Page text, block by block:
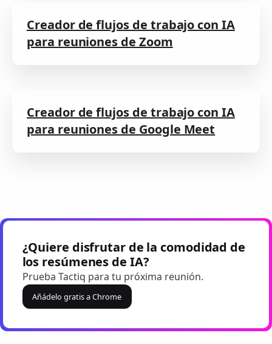
Creador de flujos de trabajo con IA
para reuniones de Zoom
Creador de flujos de trabajo con IA
para reuniones de Google Meet
¿Quiere disfrutar de la comodidad de
los resúmenes de IA?
Prueba Tactiq para tu próxima reunión.
Añádelo gratis a Chrome